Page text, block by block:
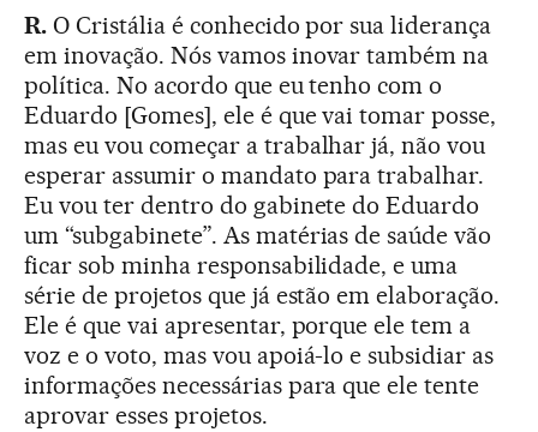
R.O Cristália é conhecido por sua liderança
em inovação. Nós vamos inovar também na
política. No acordo que eu tenho com o
Eduardo [Gomes], ele é que vai tomar posse,
mas eu vou começar a trabalhar já, não vou
esperar assumir o mandato para trabalhar.
Eu vou ter dentro do gabinete do Eduardo
um “subgabinete”. As matérias de saúde vão
ficar sob minha responsabilidade, e uma
série de projetos que já estão em elaboração.
Ele é que vai apresentar, porque ele tem a
voz e o voto, mas vou apoiá-lo e subsidiar as
informações necessárias para que ele tente
aprovar esses projetos.